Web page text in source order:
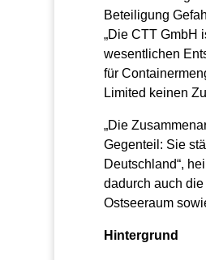
Beteiligung
„Die CTT GmbH
wesentlichen
für
Limited keinen
„Die
Gegenteil: Sie
Deutschland“,
dadurch auch
Ostseeraum
Hintergrund